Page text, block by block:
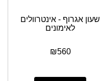
שעון אגרוף - אינטרוולים
לאימונים
₪560